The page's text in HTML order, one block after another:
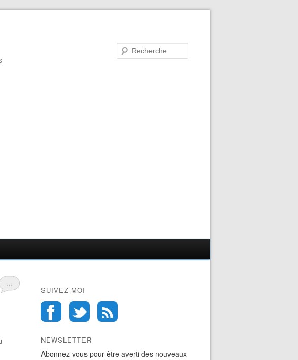
…
SUIVEZ-MOI
NEWSLETTER
Abonnez-vous pour être averti des nouveaux